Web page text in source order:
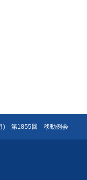
) 第1855回 移動例会